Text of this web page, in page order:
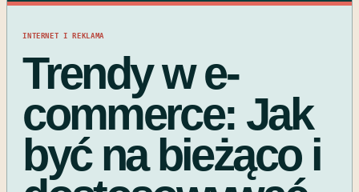
INTERNET I REKLAMA
Trendy w e-
commerce: Jak
być na bieżąco i